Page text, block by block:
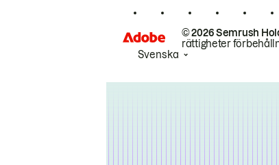
© 2026 Semrush
rättigheter
Svenska